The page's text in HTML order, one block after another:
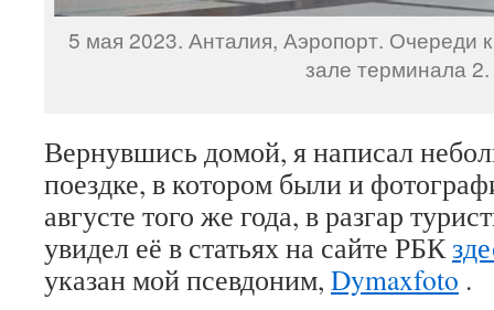
5 мая 2023. Анталия, Аэропорт. Очереди
зале терминала 2.
Вернувшись домой, я написал
поездке, в котором были и
августе того же года, в разгар
увидел её в статьях на сайте РБК
указан мой псевдоним, Dymaxfoto .